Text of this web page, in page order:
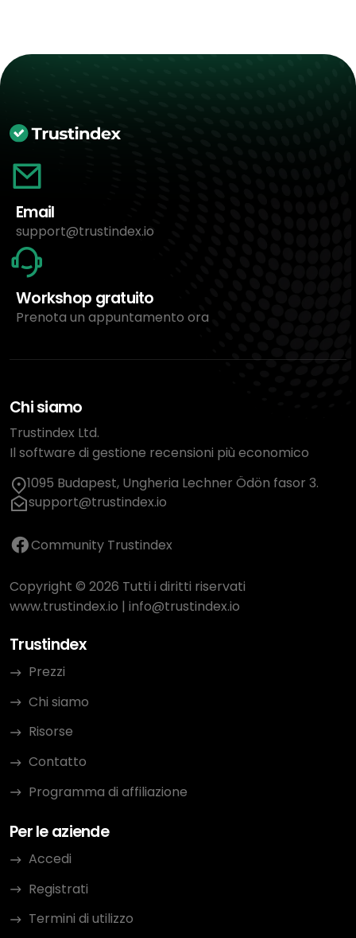
Email
support@trustindex.io
Workshop gratuito
Prenota un appuntamento ora
Chi siamo
Trustindex Ltd.
Il software di gestione recensioni più economico
1095 Budapest, Ungheria Lechner Ödön fasor 3.
support@trustindex.io
Community Trustindex
Copyright © 2026 Tutti i diritti riservati
www.trustindex.io | info@trustindex.io
Trustindex
Prezzi
Chi siamo
Risorse
Contatto
Programma di affiliazione
Per le aziende
Accedi
Registrati
Termini di utilizzo